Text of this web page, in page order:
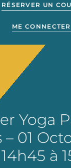
RÉSERVER UN
ME CONNECTER
Yoga
– 01
à